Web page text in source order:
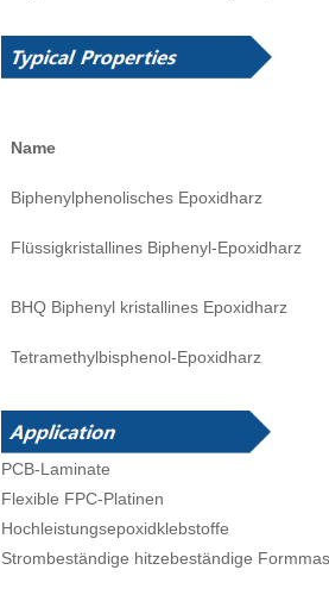
Name
Biphenylphenolisches Epoxidharz
Flüssigkristallines Biphenyl-Epoxidharz
BHQ Biphenyl kristallines Epoxidharz
Tetramethylbisphenol-Epoxidharz
PCB-Laminate
Flexible FPC-Platinen
Hochleistungsepoxidklebstoffe
Strombeständige hitzebeständige